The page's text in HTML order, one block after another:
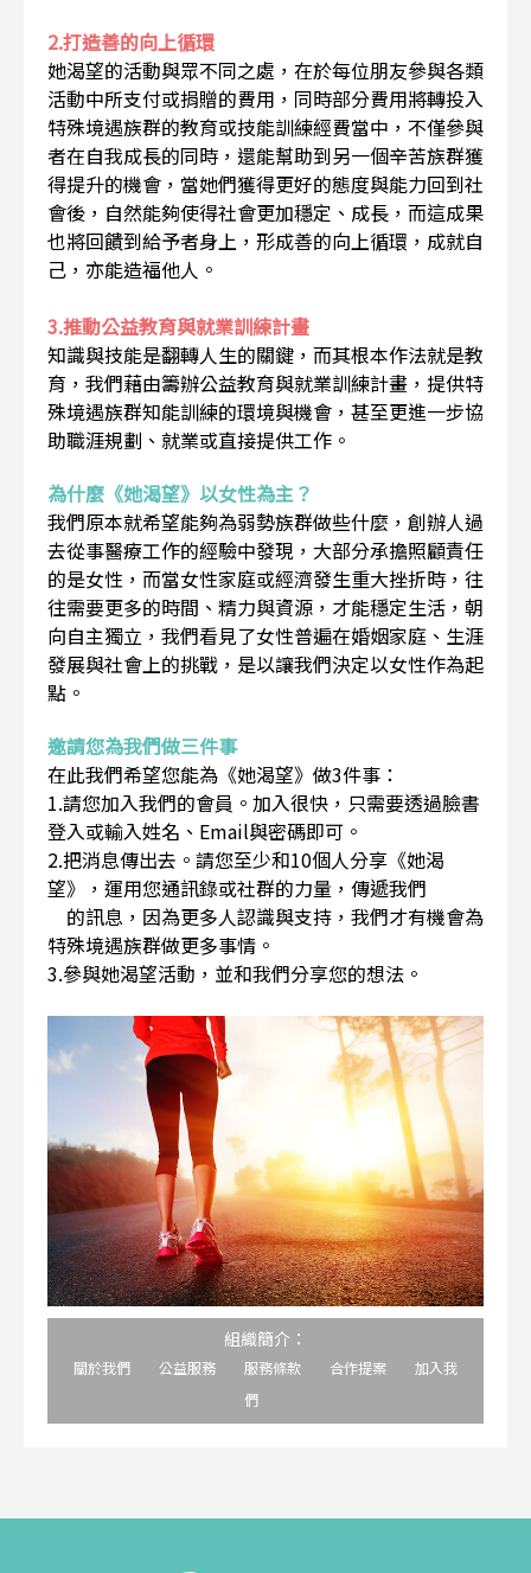
2.打造善的向上循環
她渴望的活動與眾不同之處，在於每位朋友參與各類
活動中所支付或捐贈的費用，同時部分費用將轉投入
特殊境遇族群的教育或技能訓練經費當中，不僅參與
者在自我成長的同時，還能幫助到另一個辛苦族群獲
得提升的機會，當她們獲得更好的態度與能力回到社
會後，自然能夠使得社會更加穩定、成長，而這成果
也將回饋到給予者身上，形成善的向上循環，成就自
己，亦能造福他人。
3.推動公益教育與就業訓練計畫
知識與技能是翻轉人生的關鍵，而其根本作法就是教
育，我們藉由籌辦公益教育與就業訓練計畫，提供特
殊境遇族群知能訓練的環境與機會，甚至更進一步協
助職涯規劃、就業或直接提供工作。
為什麼《她渴望》以女性為主？
我們原本就希望能夠為弱勢族群做些什麼，創辦人過
去從事醫療工作的經驗中發現，大部分承擔照顧責任
的是女性，而當女性家庭或經濟發生重大挫折時，往
往需要更多的時間、精力與資源，才能穩定生活，朝
向自主獨立，我們看見了女性普遍在婚姻家庭、生涯
發展與社會上的挑戰，是以讓我們決定以女性作為起
點。
邀請您為我們做三件事
在此我們希望您能為《她渴望》做3件事：
1.請您加入我們的會員。加入很快，只需要透過臉書
登入或輸入姓名、Email與密碼即可。
2.把消息傳出去。請您至少和10個人分享《她渴
望》，運用您通訊錄或社群的力量，傳遞我們
的訊息，因為更多人認識與支持，我們才有機會為
特殊境遇族群做更多事情。
3.參與她渴望活動，並和我們分享您的想法。
組織簡介：
關於我們 公益服務 服務條款 合作提案
加入我
們